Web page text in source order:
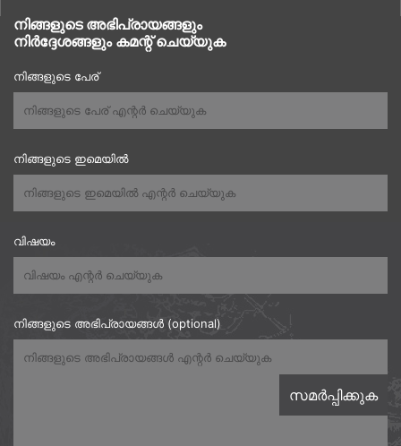
നിങ്ങളുടെ അഭിപ്രായങ്ങളും
നിർദ്ദേശങ്ങളും കമന്റ് ചെയ്യുക
നിങ്ങളുടെ പേര്
നിങ്ങളുടെ ഇമെയിൽ
വിഷയം
നിങ്ങളുടെ അഭിപ്രായങ്ങൾ (optional)